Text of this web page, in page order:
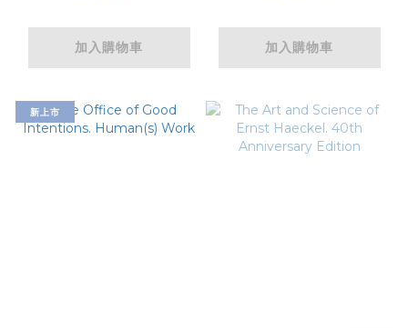
加入購物車 加入購物車
新上市